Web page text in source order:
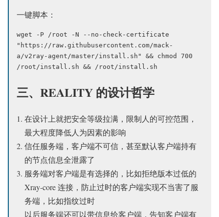
一键脚本：
wget -P /root -N --no-check-certificate
"https://raw.githubusercontent.com/mack-
a/v2ray-agent/master/install.sh" && chmod 700
/root/install.sh && /root/install.sh
三、REALITY 的设计哲学
在设计上就把安全等级拉满，限制人的可控范围，
最大程度降低人为因素的影响
信任服务端，客户端不可信，甚至默认客户端持有
的节点信息全泄露了
服务端对客户端是有选择的，比如拒绝版本过低的
Xray-core 连接，防止过时的客户端实现不当害了服
务端，比如指纹过时
以后服务端还可以带信息给客户端，告知客户端有